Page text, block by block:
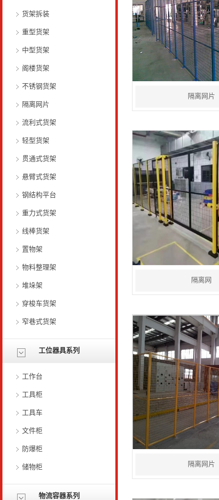
隔离网片
隔离网
隔离网片
货架拆装
重型货架
中型货架
阁楼货架
不锈钢货架
隔离网片
流利式货架
轻型货架
贯通式货架
悬臂式货架
钢结构平台
重力式货架
线棒货架
置物架
物料整理架
堆垛架
穿梭车货架
窄巷式货架
工位器具系列
工作台
工具柜
工具车
文件柜
防爆柜
储物柜
物流容器系列